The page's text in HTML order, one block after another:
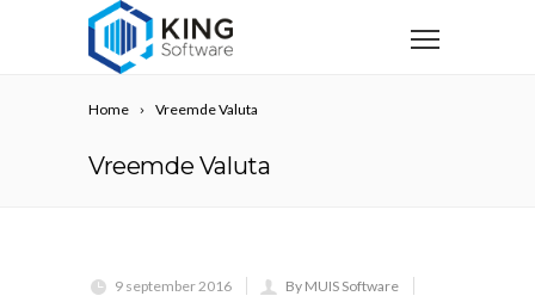
Home Vreemde Valuta
Vreemde Valuta
9 september 2016
By MUIS Software